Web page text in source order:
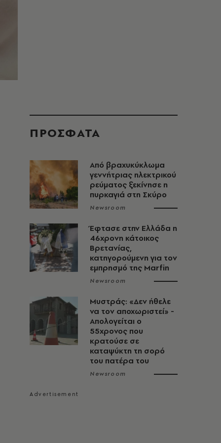
ΠΡΟΣΦΑΤΑ
Από βραχυκύκλωμα
γεννήτριας ηλεκτρικού
ρεύματος ξεκίνησε η
πυρκαγιά στη Σκύρο
Newsroom
Έφτασε στην Ελλάδα η
46χρονη κάτοικος
Βρετανίας,
κατηγορούμενη για τον
εμπρησμό της Marfin
Newsroom
Μυστράς: «Δεν ήθελε
να τον αποχωριστεί» -
Απολογείται ο
55χρονος που
κρατούσε σε
καταψύκτη τη σορό
του πατέρα του
Newsroom